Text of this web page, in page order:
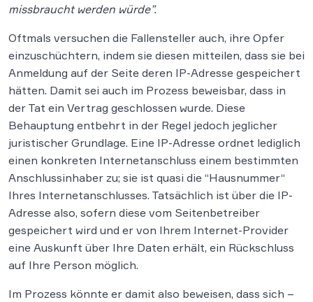
missbraucht werden würde”.
Oftmals versuchen die Fallensteller auch, ihre Opfer
einzuschüchtern, indem sie diesen mitteilen, dass sie bei
Anmeldung auf der Seite deren IP-Adresse gespeichert
hätten. Damit sei auch im Prozess beweisbar, dass in
der Tat ein Vertrag geschlossen wurde. Diese
Behauptung entbehrt in der Regel jedoch jeglicher
juristischer Grundlage. Eine IP-Adresse ordnet lediglich
einen konkreten Internetanschluss einem bestimmten
Anschlussinhaber zu; sie ist quasi die “Hausnummer“
Ihres Internetanschlusses. Tatsächlich ist über die IP-
Adresse also, sofern diese vom Seitenbetreiber
gespeichert wird und er von Ihrem Internet-Provider
eine Auskunft über Ihre Daten erhält, ein Rückschluss
auf Ihre Person möglich.
Im Prozess könnte er damit also beweisen, dass sich –